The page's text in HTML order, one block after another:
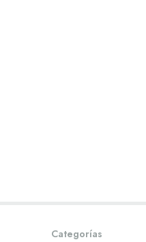
Categorías